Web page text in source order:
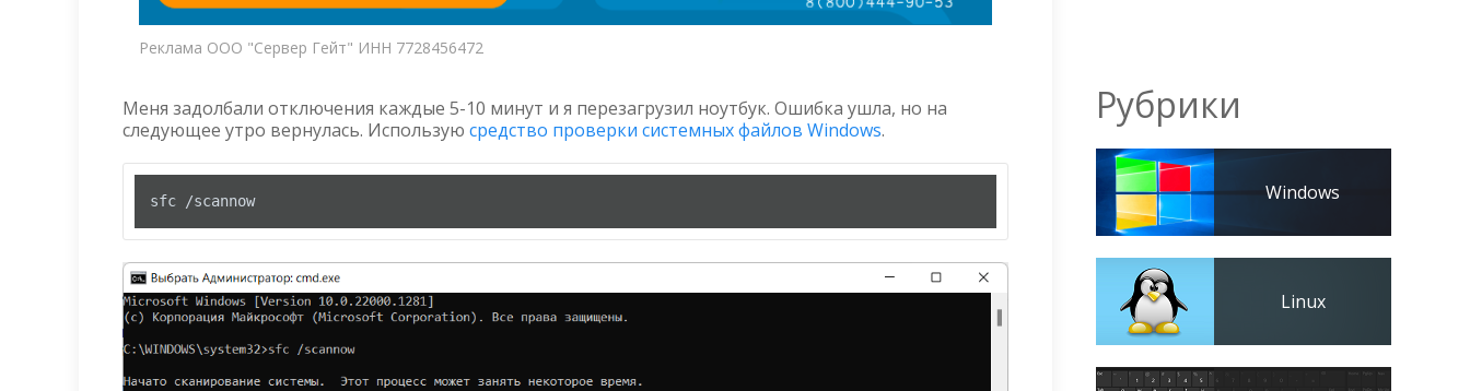
Реклама ООО "Сервер Гейт" ИНН 7728456472
Меня задолбали отключения каждые 5-10 минут и я перезагрузил ноутбук. Ошибка ушла, но на
следующее утро вернулась. Использую средство проверки системных файлов Windows.
sfc /scannow
Рубрики
Windows
Linux